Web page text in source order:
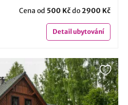
Cena od 500 Kčdo2900 Kč
Detailubytování